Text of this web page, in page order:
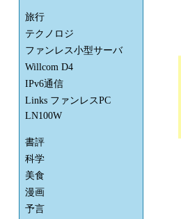
旅行
テクノロジ
ファンレス小型サーバ
Willcom D4
IPv6通信
Links ファンレスPC
LN100W
書評
科学
美食
漫画
予言